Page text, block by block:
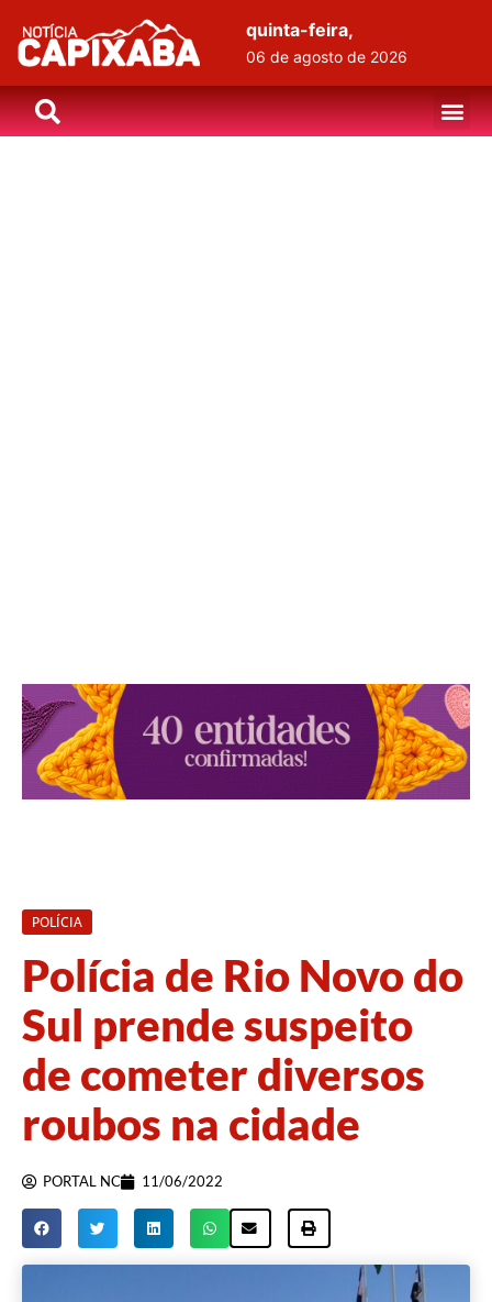
quinta-feira,
06 de agosto de 2026
POLÍCIA
Polícia de Rio Novo do
Sul prende suspeito
de cometer diversos
roubos na cidade
PORTAL NC 11/06/2022